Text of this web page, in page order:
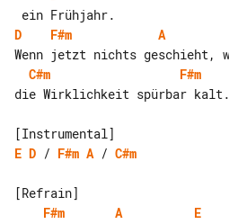
D
F#m
A
C#m
F#m
die Wirklichkeit spürbar kalt.
E D / F#m A / C#m
F#m
A
E